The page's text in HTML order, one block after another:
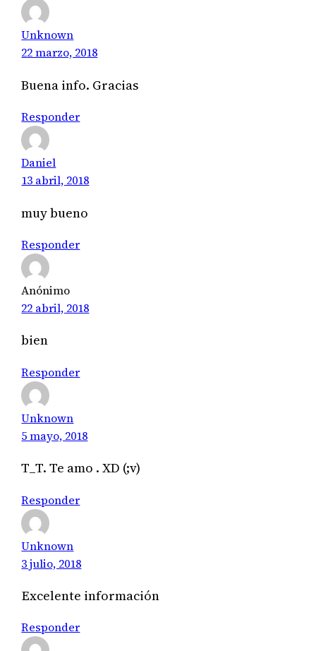
Unknown
22 marzo, 2018
Buena info. Gracias
Responder
Daniel
13 abril, 2018
muy bueno
Responder
Anónimo
22 abril, 2018
bien
Responder
Unknown
5 mayo, 2018
T_T. Te amo . XD (;v)
Responder
Unknown
3 julio, 2018
Excelente información
Responder